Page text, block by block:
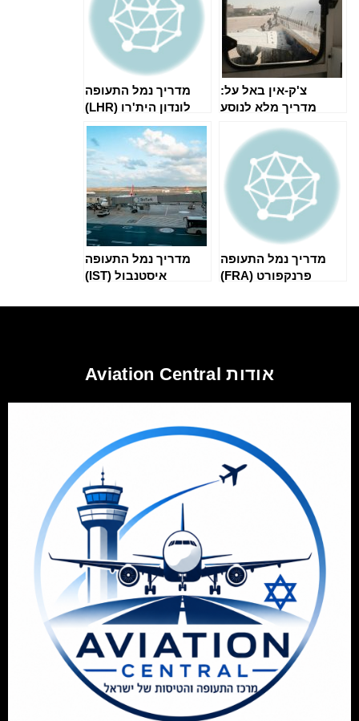
צ'ק-אין באל על:
מדריך מלא לנוסע
מדריך נמל התעופה
לונדון הית'רו (LHR)
מדריך נמל התעופה
פרנקפורט (FRA)
מדריך נמל התעופה
איסטנבול (IST)
אודות Aviation Central